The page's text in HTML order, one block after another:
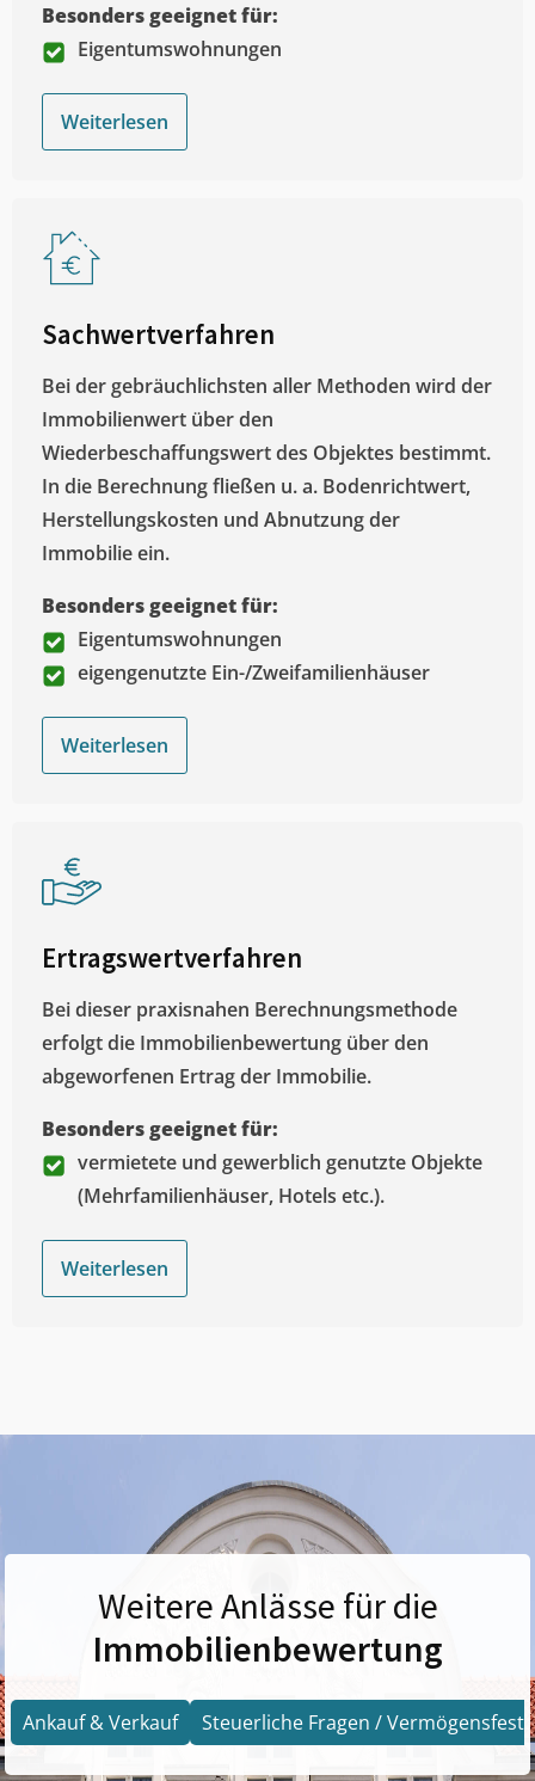
Besonders geeignet für:
Eigentumswohnungen
Weiterlesen
Sachwertverfahren
Bei der gebräuchlichsten aller Methoden wird der
Immobilienwert über den
Wiederbeschaffungswert des Objektes bestimmt.
In die Berechnung fließen u. a. Bodenrichtwert,
Herstellungskosten und Abnutzung der
Immobilie ein.
Besonders geeignet für:
Eigentumswohnungen
eigengenutzte Ein-/Zweifamilienhäuser
Weiterlesen
Ertragswertverfahren
Bei dieser praxisnahen Berechnungsmethode
erfolgt die Immobilienbewertung über den
abgeworfenen Ertrag der Immobilie.
Besonders geeignet für:
vermietete und gewerblich genutzte Objekte
(Mehrfamilienhäuser, Hotels etc.).
Weiterlesen
Weitere Anlässe für die
Immobilienbewertung
Ankauf & Verkauf Steuerliche Fragen /